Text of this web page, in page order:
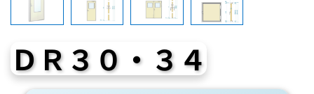
ＤＲ３０・３４